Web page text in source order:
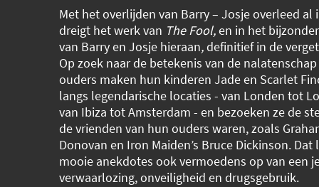
Met het overlijden van Barry – Josje overleed al
dreigt het werk van The Fool,en in het
van Barry en Josje hieraan,definitief in de
Op zoek naar de betekenis van de
ouders maken hun kinderen Jade en Scarlet
langs legendarische locaties - van Londen tot
van Ibiza tot Amsterdam - en bezoeken ze de
de vrienden van hun ouders waren, zoals
Donovan en Iron Maiden’s Bruce Dickinson. Dat
mooie anekdotes ook vermoedens op van een
verwaarlozing, onveiligheid en drugsgebruik.